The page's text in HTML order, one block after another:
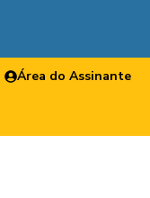
Área do Assinante